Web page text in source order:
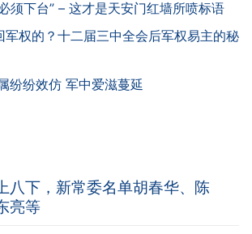
须下台” – 这才是天安门红墙所喷标语
军权的？十二届三中全会后军权易主的秘
纷纷效仿 军中爱滋蔓延
八下，新常委名单胡春华、陈
亮等